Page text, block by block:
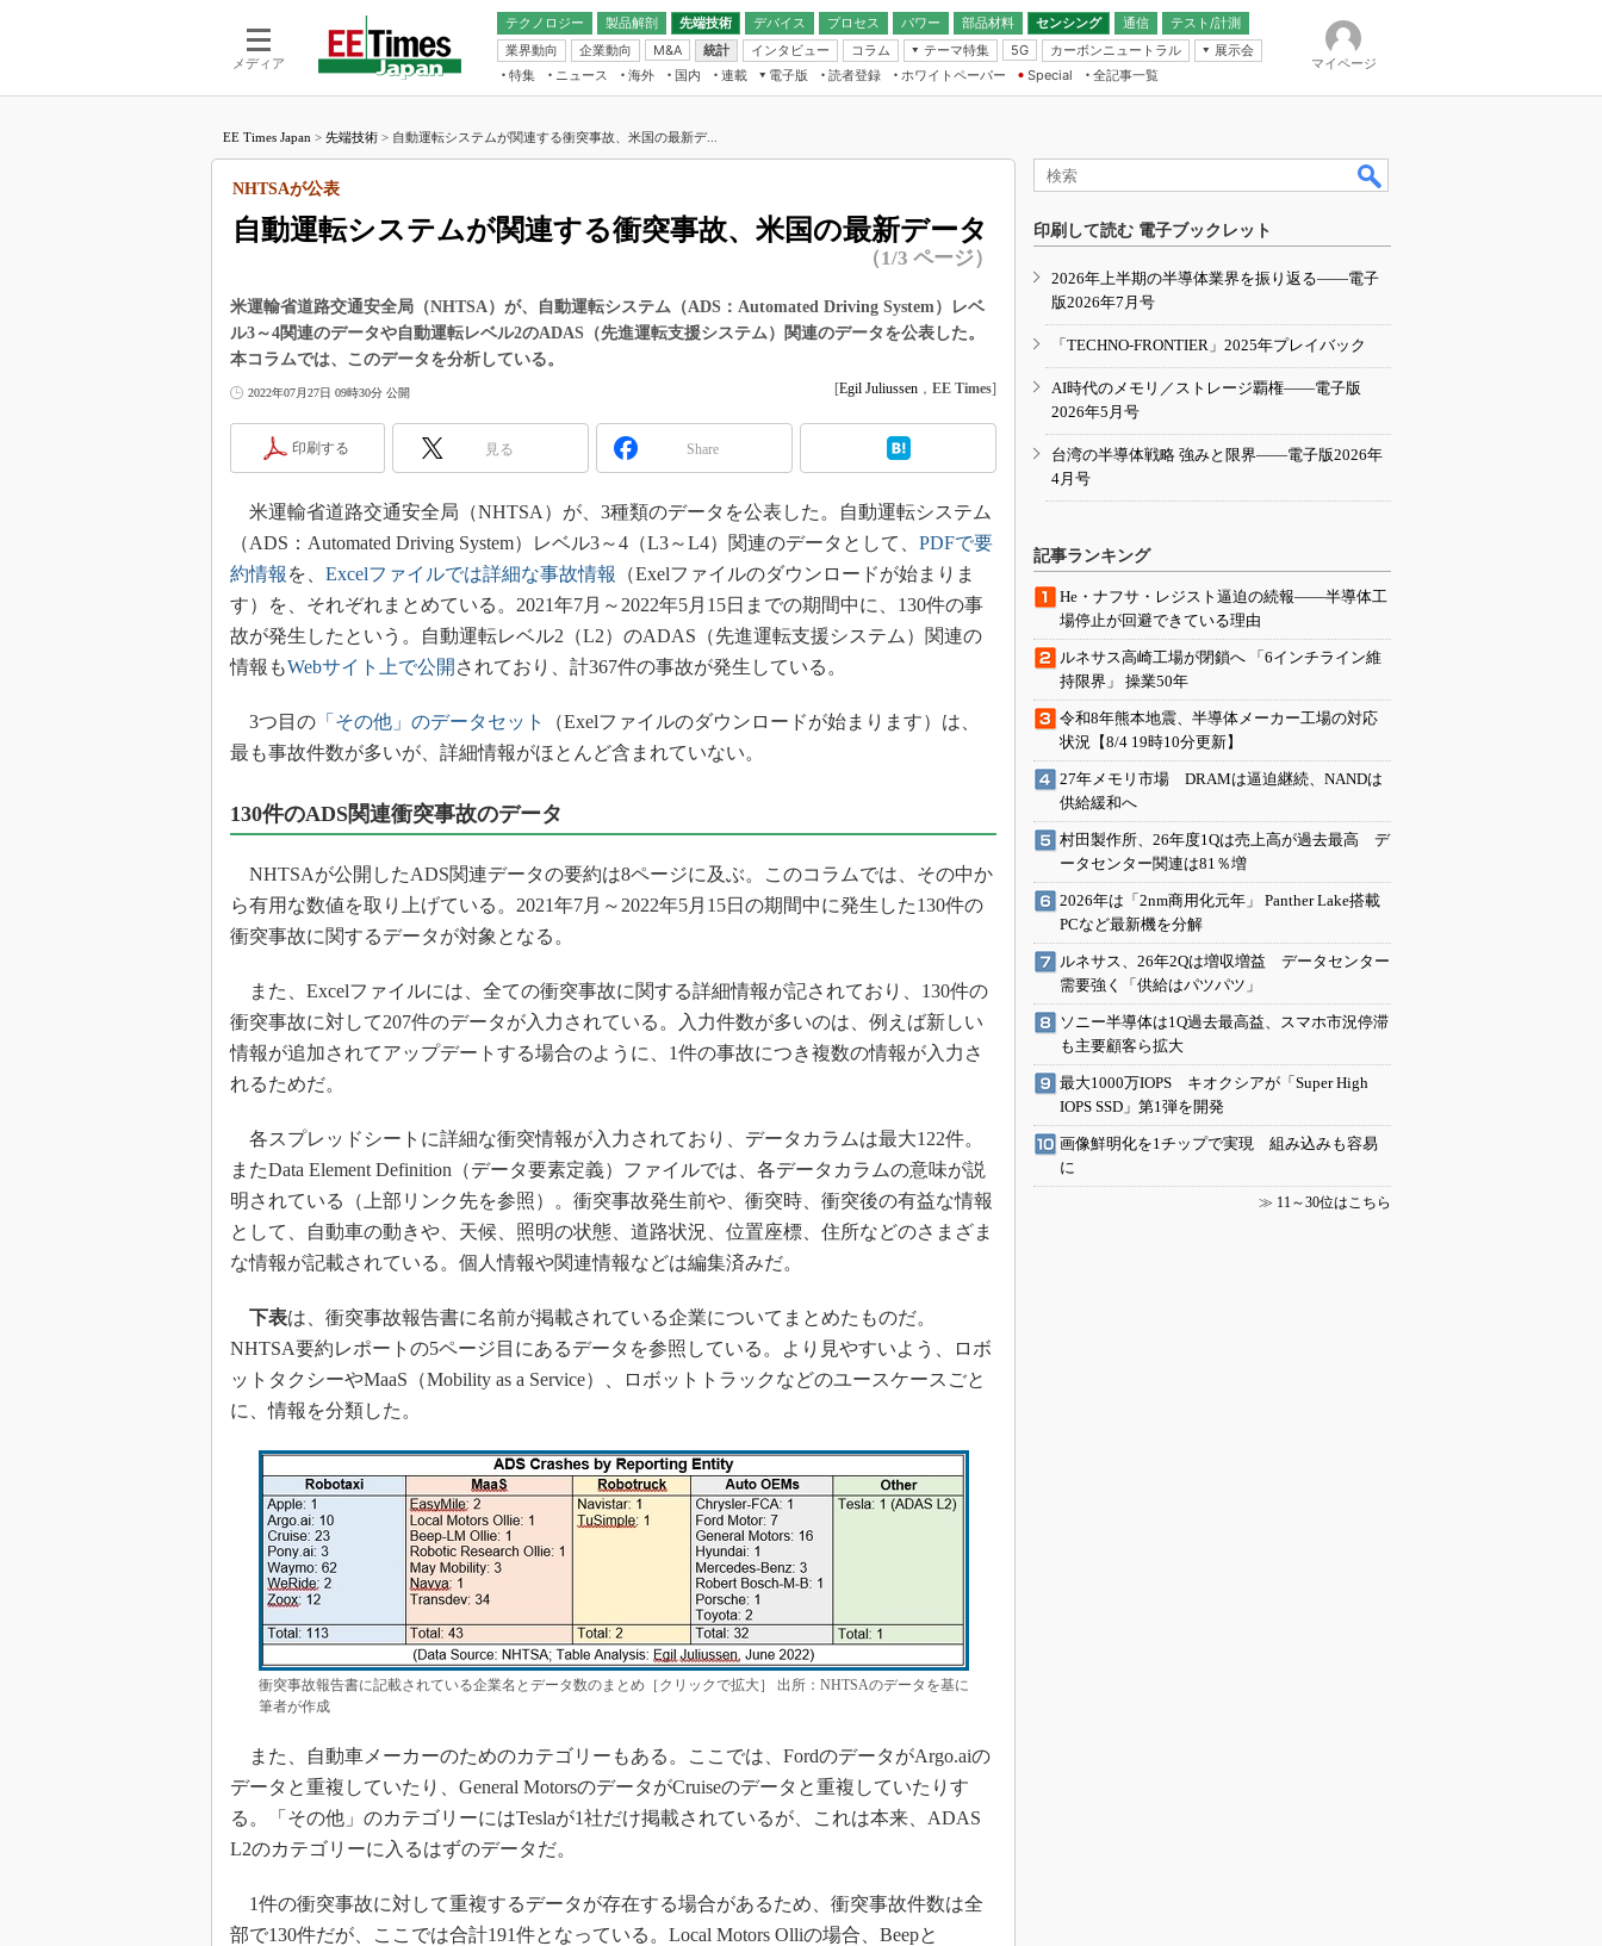
メディア
テクノロジー 製品解剖
先端技術
電池／エネルギー
デバイス
アナログ
マイコン
プロセス パワー 部品材料 センシング
通信
無線
テスト/計測
業界動向
企業動向 M&A 統計 インタビュー コラム
テーマ特集
フィジカルAI
読者調査（EE Times Research）
IoT
電源設計（EDN Japan）
5G カーボンニュートラル
展示会
IoT・エッジコンピューティング
EXPO
TECHNO-FRONTIER
人とくるま展
特集 ニュース 海外 国内
連載
福田昭のデバイス通信
大山聡の業界スコープ
大原雄介のエレ・組み込みプレイバ
リタイア直前エンジニアの社会人大
学漂流記
世界を「数字」で回してみよう
この10年で起こったこと、次の10年
で起こること
製品分解で探るアジアの新トレンド
光伝送技術を知る
“異端児エンジニア”が仕掛けた社内
改革、執念の180日
イノベーションは日本を救うのか
JASA発IoT通信
「英語に愛されないエンジニア」の
ための新行動論
電子版
電子ブックレット
読者登録 ホワイトペーパー
Special
全記事一覧
マイページ
EE Times Japan > 先端技術 > 自動運転システムが関連する衝突事故、米国の最新デ...
自動運転システムが関連する衝突事故、米国の最新データ
NHTSAが公表
（1/3 ページ）
米運輸省道路交通安全局（NHTSA）が、自動運転システム（ADS：Automated Driving System）レベ
ル3～4関連のデータや自動運転レベル2のADAS（先進運転支援システム）関連のデータを公表した。
本コラムでは、このデータを分析している。
2022年07月27日 09時30分 公開 [Egil Juliussen ， EE Times]
印刷する 見る Share
米運輸省道路交通安全局（NHTSA）が、3種類のデータを公表した。自動運転システム
（ADS：Automated Driving System）レベル3～4（L3～L4）関連のデータとして、 PDFで要
約情報 を、 Excelファイルでは詳細な事故情報
（Exelファイルのダウンロードが始まりま
す）を、それぞれまとめている。2021年7月～2022年5月15日までの期間中に、130件の事
故が発生したという。自動運転レベル2（L2）のADAS（先進運転支援システム）関連の
情報もWebサイト上で公開 されており、計367件の事故が発生している。
3つ目の 「その他」のデータセット
（Exelファイルのダウンロードが始まります）は、
最も事故件数が多いが、詳細情報がほとんど含まれていない。
130件のADS関連衝突事故のデータ
NHTSAが公開したADS関連データの要約は8ページに及ぶ。このコラムでは、その中か
ら有用な数値を取り上げている。2021年7月～2022年5月15日の期間中に発生した130件の
衝突事故に関するデータが対象となる。
また、Excelファイルには、全ての衝突事故に関する詳細情報が記されており、130件の
衝突事故に対して207件のデータが入力されている。入力件数が多いのは、例えば新しい
情報が追加されてアップデートする場合のように、1件の事故につき複数の情報が入力さ
れるためだ。
各スプレッドシートに詳細な衝突情報が入力されており、データカラムは最大122件。
またData Element Definition（データ要素定義）ファイルでは、各データカラムの意味が説
明されている（上部リンク先を参照）。衝突事故発生前や、衝突時、衝突後の有益な情報
として、自動車の動きや、天候、照明の状態、道路状況、位置座標、住所などのさまざま
な情報が記載されている。個人情報や関連情報などは編集済みだ。
下表は、衝突事故報告書に名前が掲載されている企業についてまとめたものだ。
NHTSA要約レポートの5ページ目にあるデータを参照している。より見やすいよう、ロボ
ットタクシーやMaaS（Mobility as a Service）、ロボットトラックなどのユースケースごと
に、情報を分類した。
衝突事故報告書に記載されている企業名とデータ数のまとめ［クリックで拡大］ 出所：NHTSAのデータを基に
筆者が作成
また、自動車メーカーのためのカテゴリーもある。ここでは、FordのデータがArgo.aiの
データと重複していたり、General MotorsのデータがCruiseのデータと重複していたりす
る。「その他」のカテゴリーにはTeslaが1社だけ掲載されているが、これは本来、ADAS
L2のカテゴリーに入るはずのデータだ。
1件の衝突事故に対して重複するデータが存在する場合があるため、衝突事故件数は全
部で130件だが、ここでは合計191件となっている。Local Motors Olliの場合、Beepと
印刷して読む 電子ブックレット
2026年上半期の半導体業界を振り返る――電子
版2026年7月号
「TECHNO-FRONTIER」2025年プレイバック
AI時代のメモリ／ストレージ覇権――電子版
2026年5月号
台湾の半導体戦略 強みと限界――電子版2026年
4月号
記事ランキング
He・ナフサ・レジスト逼迫の続報――半導体工
場停止が回避できている理由
ルネサス高崎工場が閉鎖へ 「6インチライン維
持限界」 操業50年
令和8年熊本地震、半導体メーカー工場の対応
状況【8/4 19時10分更新】
27年メモリ市場 DRAMは逼迫継続、NANDは
供給緩和へ
村田製作所、26年度1Qは売上高が過去最高 デ
ータセンター関連は81％増
2026年は「2nm商用化元年」 Panther Lake搭載
PCなど最新機を分解
ルネサス、26年2Qは増収増益 データセンター
需要強く「供給はパツパツ」
ソニー半導体は1Q過去最高益、スマホ市況停滞
も主要顧客ら拡大
最大1000万IOPS キオクシアが「Super High
IOPS SSD」第1弾を開発
画像鮮明化を1チップで実現 組み込みも容易
に
≫ 11～30位はこちら